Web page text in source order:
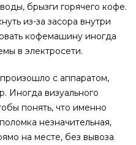
брызги горячего кофе.
из-за засора внутри
кофемашину иногда
в электросети.
с аппаратом,
Иногда визуального
понять, что именно
незначительная,
на месте, без вывоза